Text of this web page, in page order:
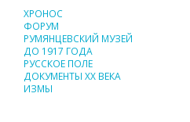
ХРОНОС
ФОРУМ
РУМЯНЦЕВСКИЙ МУЗЕЙ
ДО 1917 ГОДА
РУССКОЕ ПОЛЕ
ДОКУМЕНТЫ XX ВЕКА
ИЗМЫ